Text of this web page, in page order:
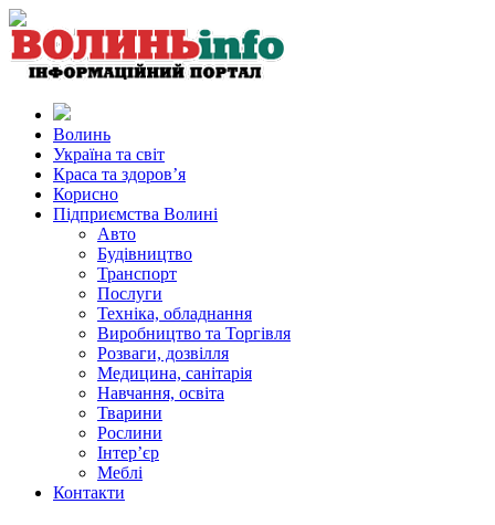
Волинь
Україна та світ
Краса та здоров’я
Корисно
Підприємства Волині
Авто
Будівництво
Транспорт
Послуги
Техніка, обладнання
Виробництво та Торгівля
Розваги, дозвілля
Медицина, санітарія
Навчання, освіта
Тварини
Рослини
Інтер’єр
Меблі
Контакти